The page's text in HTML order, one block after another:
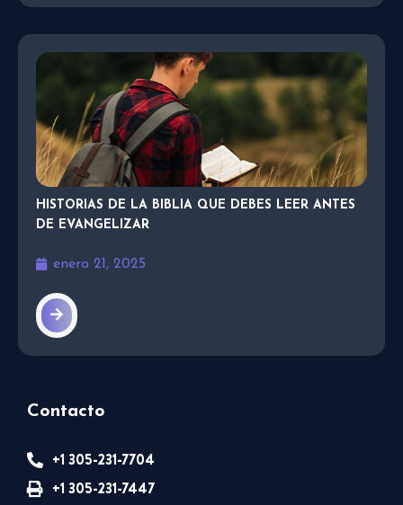
HISTORIAS DE LA BIBLIA QUE DEBES LEER ANTES
DE EVANGELIZAR
enero 21, 2025
Contacto
+1 305-231-7704
+1 305-231-7447